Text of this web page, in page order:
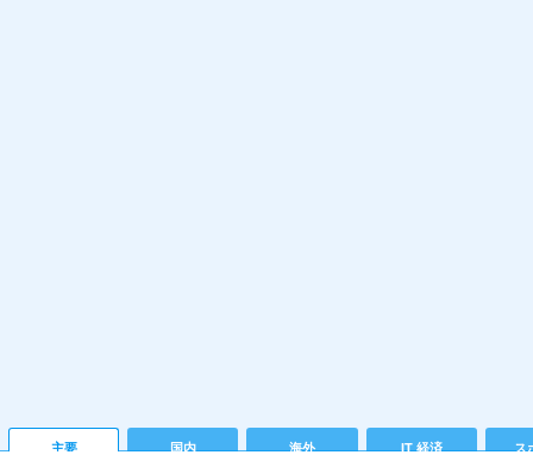
主要 国内 海外 IT 経済 ス